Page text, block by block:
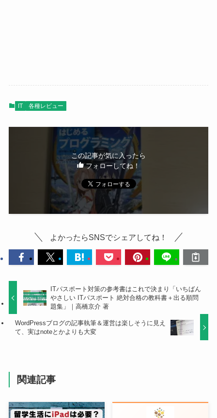
IT 各種レビュー
この記事が気に入ったら
フォローしてね！
よかったらSNSでシェアしてね！
ITパスポート対策の参考書はこれで決まり「いちばん
やさしい ITパスポート 絶対合格の教科書＋出る順問
題集」｜高橋京介 著
WordPressブログの記事執筆＆運営は楽しそうに見え
て、実はnoteとかよりも大変
関連記事